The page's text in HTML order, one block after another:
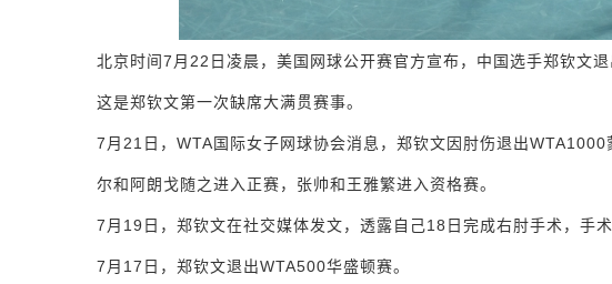
北京时间7月22日凌晨，美国网球公开赛官方宣布，中国选手郑钦文
这是郑钦文第一次缺席大满贯赛事。
7月21日，WTA国际女子网球协会消息，郑钦文因肘伤退出
尔和阿朗戈随之进入正赛，张帅和王雅繁进入资格赛。
7月19日，郑钦文在社交媒体发文，透露自己18日完成右肘手术，手
7月17日，郑钦文退出WTA500华盛顿赛。